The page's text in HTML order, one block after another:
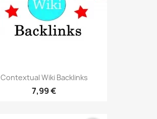
Contextual Wiki Backlinks
7,99 €